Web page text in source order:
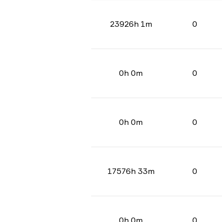
0
23926h 1m
0
0h 0m
0
0h 0m
0
17576h 33m
0
0h 0m